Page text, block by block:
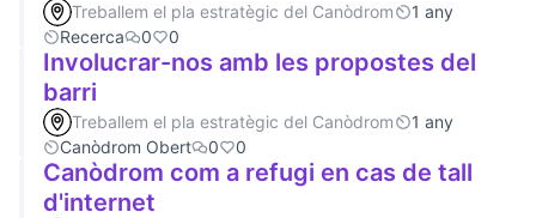
Treballem el pla estratègic del Canòdrom
1 any
Recerca
0 0
Involucrar-nos amb les propostes del
barri
Treballem el pla estratègic del Canòdrom
1 any
Canòdrom Obert
0 0
Canòdrom com a refugi en cas de tall
d'internet